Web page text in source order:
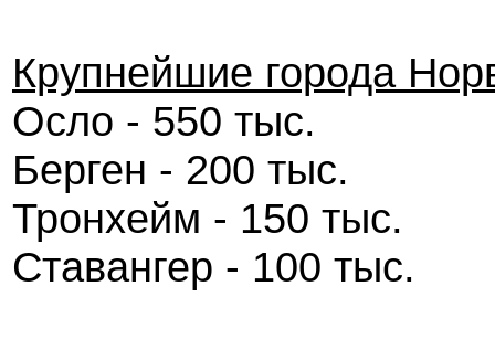
Крупнейшие города
Осло - 550 тыс.
Берген - 200 тыс.
Тронхейм - 150 тыс.
Ставангер - 100 тыс.